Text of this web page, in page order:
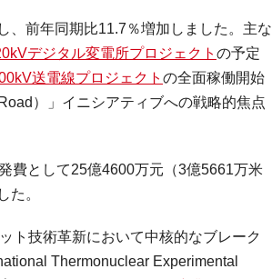
、前年同期比11.7％増加しました。主な
デジタル変電所プロジェクト の予定
送電線プロジェクト の全面稼働開始
）」イニシアティブへの戦略的焦点
費として25億4600万元（3億5661万米
た。
ト技術革新において中核的なブレーク
Thermonuclear Experimental